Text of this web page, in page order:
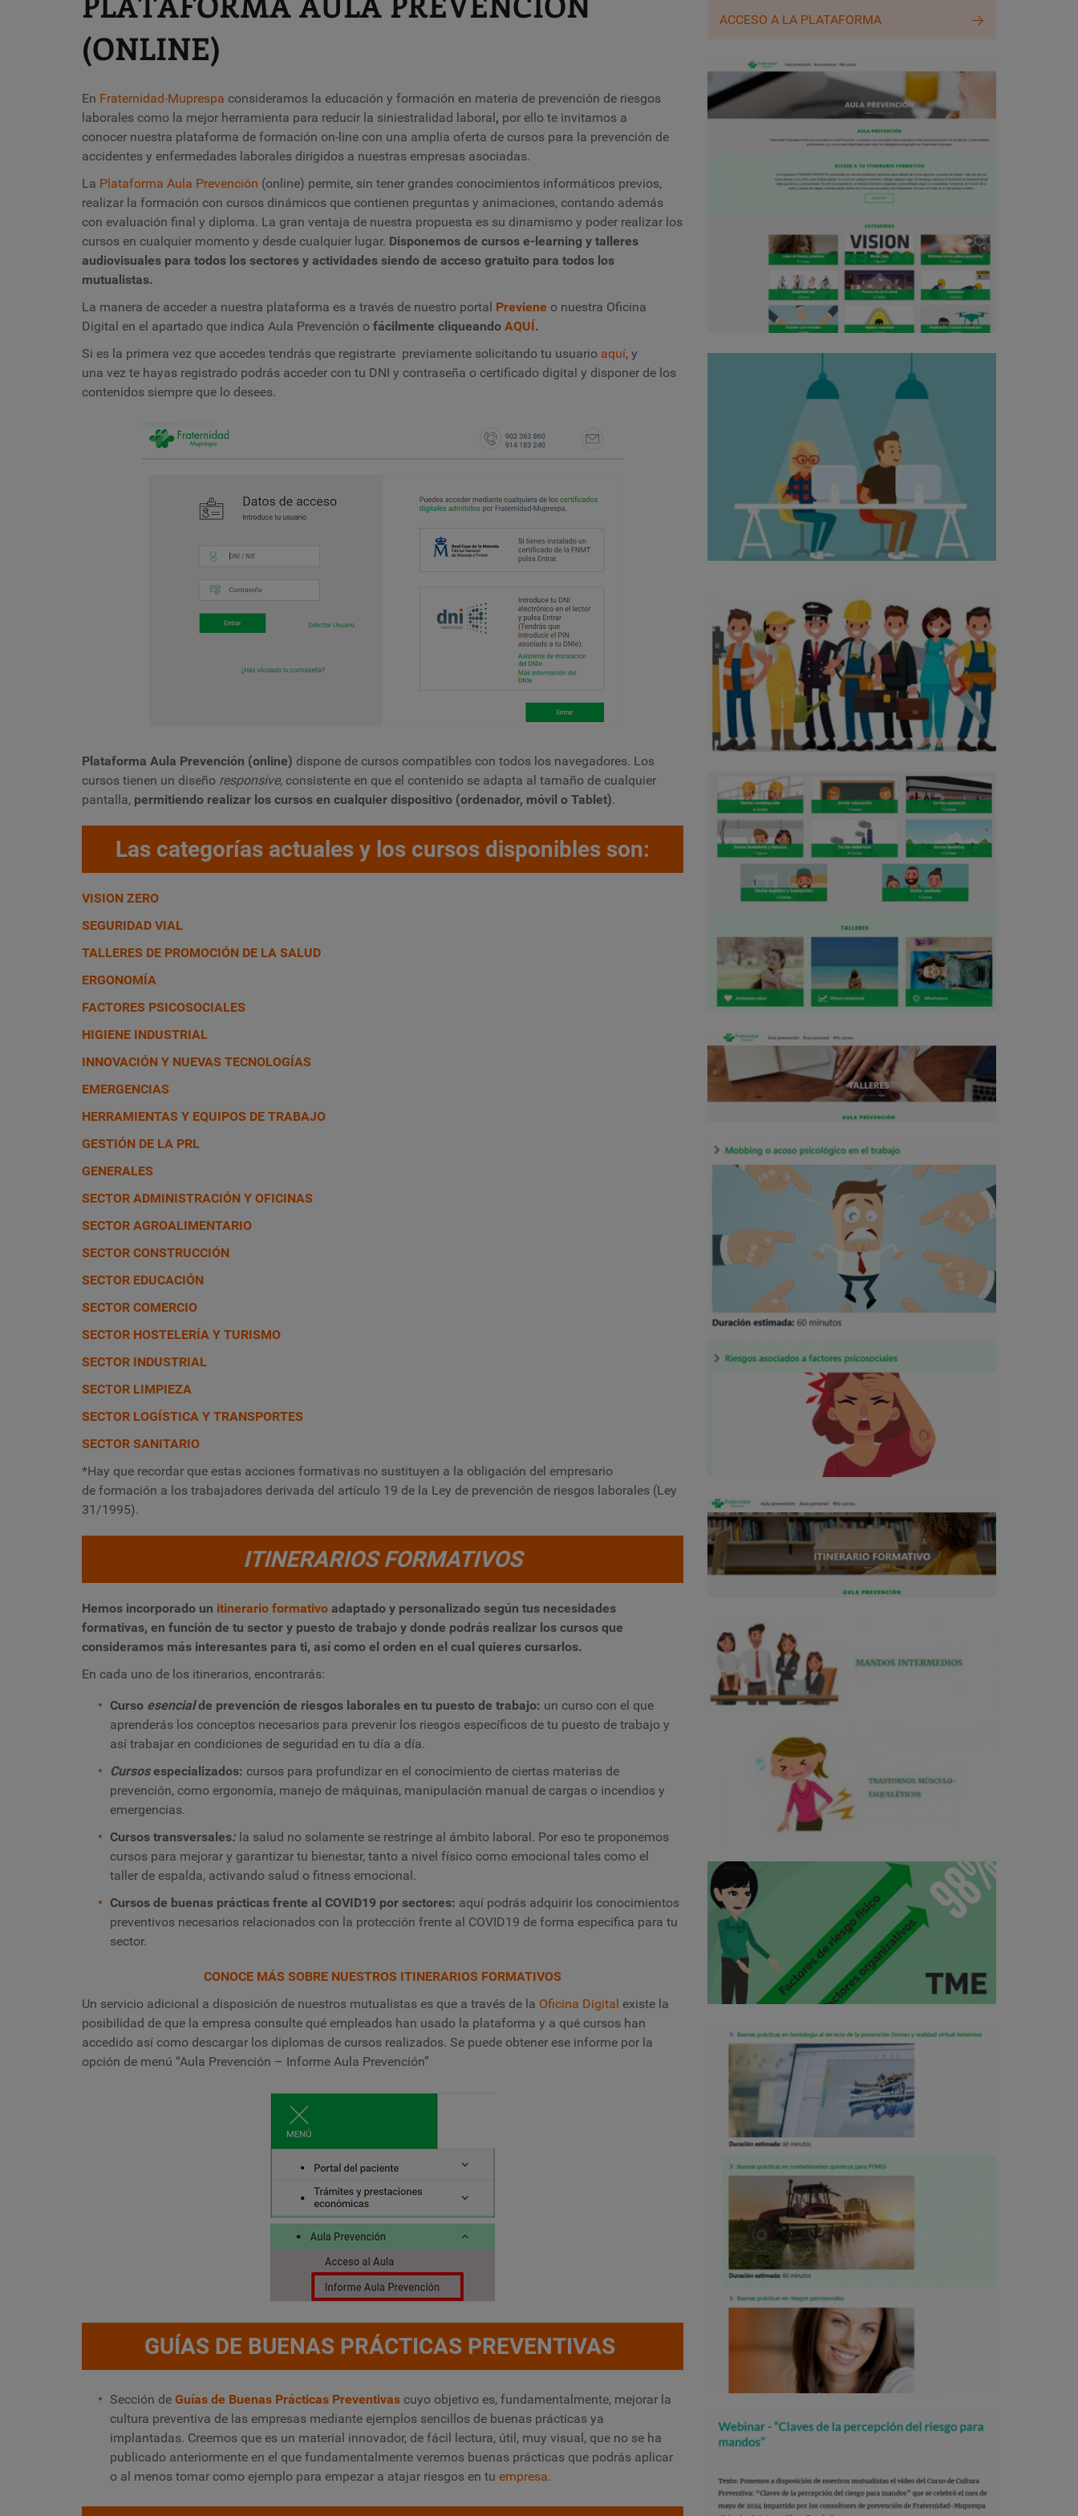
(ONLINE)
En Fraternidad-Muprespa consideramos la educación y formación en materia de prevención de riesgos
laborales como la mejor herramienta para reducir la siniestralidad laboral, por ello te invitamos a
conocer nuestra plataforma de formación on-line con una amplia oferta de cursos para la prevención de
accidentes y enfermedades laborales dirigidos a nuestras empresas asociadas.
La Plataforma Aula Prevención (online) permite, sin tener grandes conocimientos informáticos previos,
realizar la formación con cursos dinámicos que contienen preguntas y animaciones, contando además
con evaluación final y diploma. La gran ventaja de nuestra propuesta es su dinamismo y poder realizar los
cursos en cualquier momento y desde cualquier lugar. Disponemos de cursos e-learning y talleres
audiovisuales para todos los sectores y actividades siendo de acceso gratuito para todos los
mutualistas.
La manera de acceder a nuestra plataforma es a través de nuestro portal Previene o nuestra Oficina
Digital en el apartado que indica Aula Prevención o fácilmente cliqueando AQUÍ.
Si es la primera vez que accedes tendrás que registrarte previamente solicitando tu usuario aquí, y
una vez te hayas registrado podrás acceder con tu DNI y contraseña o certificado digital y disponer de los
contenidos siempre que lo desees.
Plataforma Aula Prevención (online) dispone de cursos compatibles con todos los navegadores. Los
cursos tienen un diseño responsive, consistente en que el contenido se adapta al tamaño de cualquier
pantalla, permitiendo realizar los cursos en cualquier dispositivo (ordenador, móvil o Tablet).
Las categorías actuales y los cursos disponibles son:
VISION ZERO
SEGURIDAD VIAL
TALLERES DE PROMOCIÓN DE LA SALUD
ERGONOMÍA
FACTORES PSICOSOCIALES
HIGIENE INDUSTRIAL
INNOVACIÓN Y NUEVAS TECNOLOGÍAS
EMERGENCIAS
HERRAMIENTAS Y EQUIPOS DE TRABAJO
GESTIÓN DE LA PRL
GENERALES
SECTOR ADMINISTRACIÓN Y OFICINAS
SECTOR AGROALIMENTARIO
SECTOR CONSTRUCCIÓN
SECTOR EDUCACIÓN
SECTOR COMERCIO
SECTOR HOSTELERÍA Y TURISMO
SECTOR INDUSTRIAL
SECTOR LIMPIEZA
SECTOR LOGÍSTICA Y TRANSPORTES
SECTOR SANITARIO
*Hay que recordar que estas acciones formativas no sustituyen a la obligación del empresario
de formación a los trabajadores derivada del artículo 19 de la Ley de prevención de riesgos laborales (Ley
31/1995).
ITINERARIOS FORMATIVOS
Hemos incorporado un itinerario formativo adaptado y personalizado según tus necesidades
formativas, en función de tu sector y puesto de trabajo y donde podrás realizar los cursos que
consideramos más interesantes para ti, así como el orden en el cual quieres cursarlos.
En cada uno de los itinerarios, encontrarás:
Curso esencialde prevención de riesgos laborales en tu puesto de trabajo: un curso con el que
aprenderás los conceptos necesarios para prevenir los riesgos específicos de tu puesto de trabajo y
así trabajar en condiciones de seguridad en tu día a día.
Cursosespecializados: cursos para profundizar en el conocimiento de ciertas materias de
prevención, como ergonomía, manejo de máquinas, manipulación manual de cargas o incendios y
emergencias.
Cursos transversales: la salud no solamente se restringe al ámbito laboral. Por eso te proponemos
cursos para mejorar y garantizar tu bienestar, tanto a nivel físico como emocional tales como el
taller de espalda, activando salud o fitness emocional.
Cursos de buenas prácticas frente al COVID19 por sectores: aquí podrás adquirir los conocimientos
preventivos necesarios relacionados con la protección frente al COVID19 de forma específica para tu
sector.
CONOCE MÁS SOBRE NUESTROS ITINERARIOS FORMATIVOS
Un servicio adicional a disposición de nuestros mutualistas es que a través de la Oficina Digital existe la
posibilidad de que la empresa consulte qué empleados han usado la plataforma y a qué cursos han
accedido así como descargar los diplomas de cursos realizados. Se puede obtener ese informe por la
opción de menú “Aula Prevención – Informe Aula Prevención”
GUÍAS DE BUENAS PRÁCTICAS PREVENTIVAS
Sección de Guías de Buenas Prácticas Preventivas cuyo objetivo es, fundamentalmente, mejorar la
cultura preventiva de las empresas mediante ejemplos sencillos de buenas prácticas ya
implantadas. Creemos que es un material innovador, de fácil lectura, útil, muy visual, que no se ha
publicado anteriormente en el que fundamentalmente veremos buenas prácticas que podrás aplicar
o al menos tomar como ejemplo para empezar a atajar riesgos en tu empresa.
ACCESO A LA PLATAFORMA